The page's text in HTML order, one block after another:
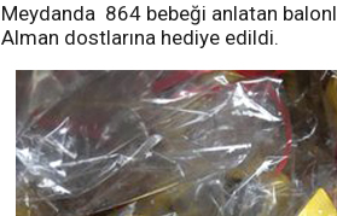
Meydanda 864 bebeği anlatan
Alman dostlarına hediye edildi.